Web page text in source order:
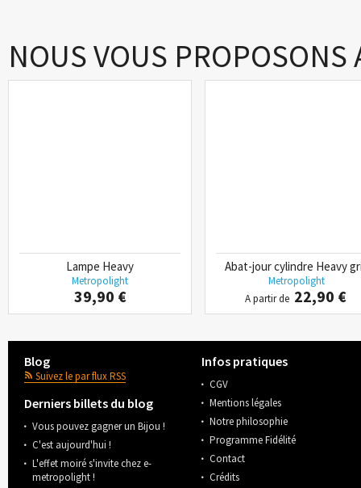
NOUS VOUS PROPOSONS
Lampe Heavy
Metropolight
39,90 €
Abat-jour cylindre Heavy
Metropolight
A partir de 22,90 €
Blog
Suivez le par flux RSS
Derniers billets du blog
Vous pouvez gagner un Bijou !
C'est aujourd'hui !
L'effet moiré s'invite chez e-
metropolight !
Infos pratiques
CGV
Mentions légales
Notre philosophie
Programme Fidélité
Contact
Crédits